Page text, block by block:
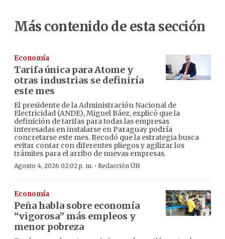
Más contenido de esta sección
Economía
Tarifa única para Atome y
otras industrias se definiría
este mes
El presidente de la Administración Nacional de
Electricidad (ANDE), Miguel Báez, explicó que la
definición de tarifas para todas las empresas
interesadas en instalarse en Paraguay podría
concretarse este mes. Recodó que la estrategia busca
evitar contar con diferentes pliegos y agilizar los
trámites para el arribo de nuevas empresas.
Agosto 4, 2026 02:02 p. m. · Redacción ÚH
Economía
Peña habla sobre economía
“vigorosa” más empleos y
menor pobreza